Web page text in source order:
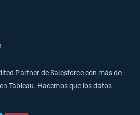
Partner de Salesforce con más de
Tableau. Hacemos que los datos